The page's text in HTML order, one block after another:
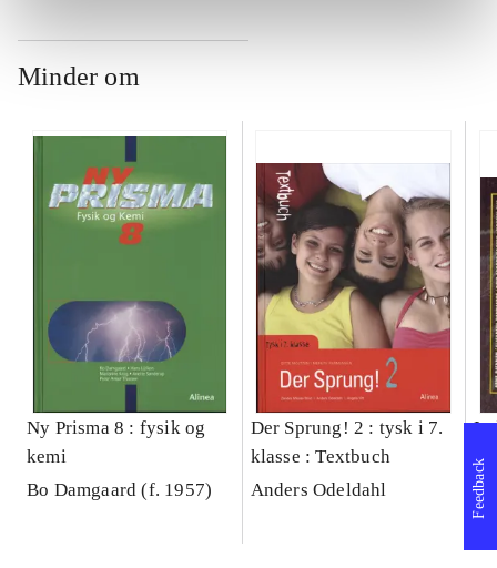
Minder om
Ny Prisma 8 : fysik og
kemi
Bo Damgaard (f. 1957)
Der Sprung! 2 : tysk i 7.
klasse : Textbuch
Anders Odeldahl
Feedback